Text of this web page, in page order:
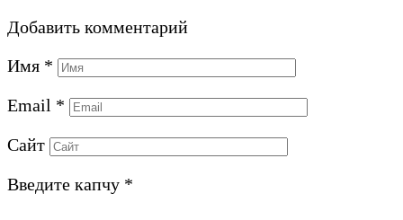
Добавить комментарий
Имя *
Email *
Сайт
Введите капчу *